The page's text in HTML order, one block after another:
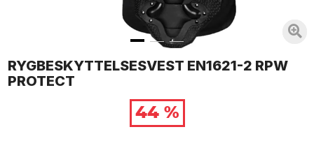
RYGBESKYTTELSESVEST EN1621-2 RPW
PROTECT
44 %